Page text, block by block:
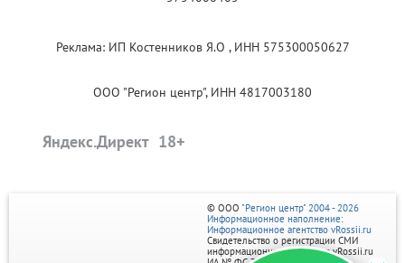
Реклама: ИП Костенников Я.О , ИНН 575300050627
ООО "Регион центр", ИНН 4817003180
Яндекс.Директ
© ООО "Регион центр" 2004 - 2026
Информационное наполнение:
Информационное агентство vRossii.ru
Свидетельство о регистрации СМИ
информационного агентства vRossii.ru